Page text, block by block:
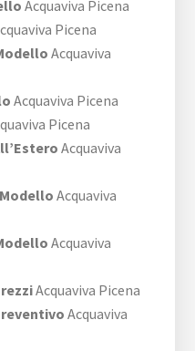
Acquaviva Picena
Picena
Acquaviva
Acquaviva Picena
Picena
Acquaviva
Acquaviva
Acquaviva
Acquaviva Picena
Acquaviva